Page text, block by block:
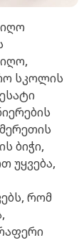
სკოლის
ბიჭი,
უყვება,
რომ